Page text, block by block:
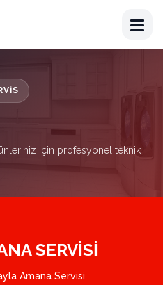
için profesyonel teknik
SERVISI
Amana Servisi